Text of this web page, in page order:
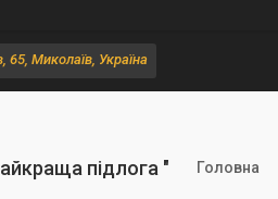
65, Миколаїв, Україна
підлога " Головна